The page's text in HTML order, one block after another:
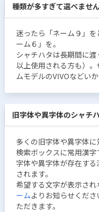
種類が多すぎて選べません
迷ったら「ネーム９」
ーム６」を。
シャチハタは長期間に
以上使用される方も）
ムモデルのVIVOなどい
旧字体や異字体のシャチ
多くの旧字体や異字体に
検索ボックスに常用漢
字体や異字体が存在す
されます。
希望する文字が表示され
ームよりお知らせくだ
ただきます。